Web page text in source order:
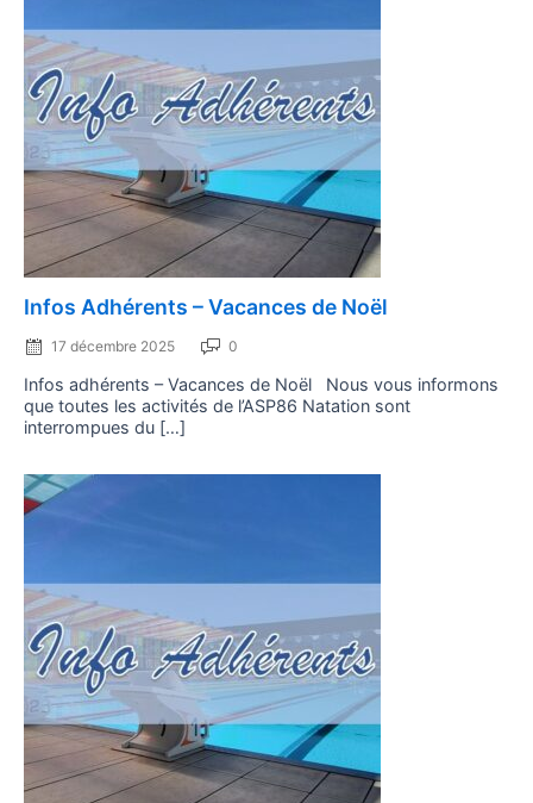
Infos Adhérents – Vacances de Noël
on
17 décembre 2025 0
Infos adhérents – Vacances de Noël Nous vous informons
que toutes les activités de l’ASP86 Natation sont
interrompues du […]